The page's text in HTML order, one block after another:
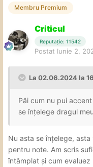
Caseta tehnica:
locatie: bloc vechi,
prezenta, cu vecini ce
de parcare daca
vazut si culcusul
Fata: nu dau note
poze si filmulete ca
Igiena fetei: fara
Actiune:
Membru Premium
Criticul
Reputație: 11542
Postat Iunie 2,
La 02.06.2024 la
Păi cum nu pui
se înțelege dragul
Nu asta se înțelege,
pentru note. Am scris
întâmplat și cum